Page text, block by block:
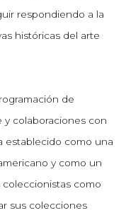
respondiendo a la
históricas del arte
de
y colaboraciones con
establecido como una
y como un
como
sus colecciones